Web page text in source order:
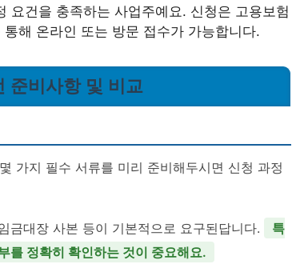
요건을 충족하는 사업주예요. 신청은 고용보험
해 온라인 또는 방문 접수가 가능합니다.
준비사항 및 비교
가지 필수 서류를 미리 준비해두시면 신청 과정
금대장 사본 등이 기본적으로 요구된답니다.
특
를 정확히 확인하는 것이 중요해요.